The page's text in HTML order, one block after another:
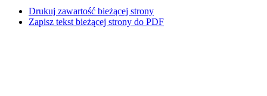
Drukuj zawartość bieżącej strony
Zapisz tekst bieżącej strony do PDF